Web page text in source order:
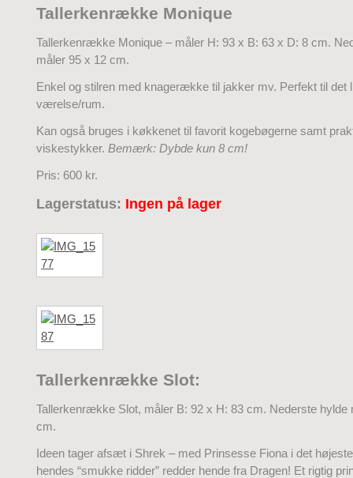
Tallerkenrække Monique
Tallerkenrække Monique – måler H: 93 x B: 63 x D: 8 cm.
måler 95 x 12 cm.
Enkel og stilren med knagerække til jakker mv. Perfekt til det
værelse/rum.
Kan også bruges i køkkenet til favorit kogebøgerne samt
viskestykker. Bemærk: Dybde kun 8 cm!
Pris: 600 kr.
Lagerstatus: Ingen på lager
Tallerkenrække Slot:
Tallerkenrække Slot, måler B: 92 x H: 83 cm. Nederste hylde
cm.
Ideen tager afsæt i Shrek – med Prinsesse Fiona i det
hendes “smukke ridder” redder hende fra Dragen! Et rigtig